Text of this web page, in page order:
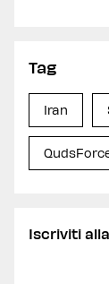
Tag
Iran
Iscriviti